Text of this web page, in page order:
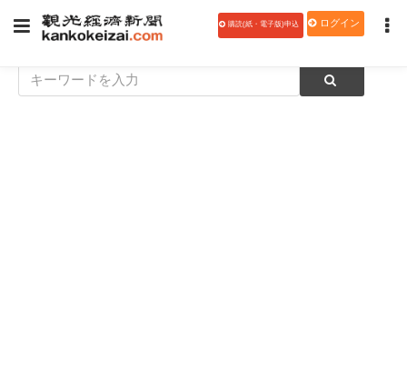
購読(紙・電子版)申込 ログイン